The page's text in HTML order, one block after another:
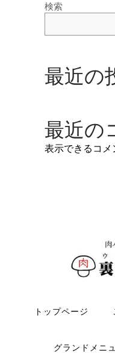
検索
最近の
最近の
表示できるコメ
トップページ
グランドメニ